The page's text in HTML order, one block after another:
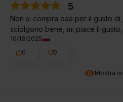
Mostra
5
Non si compra eaa per il gusto
sciolgono bene, mi piace il
10/18/2025
0
0